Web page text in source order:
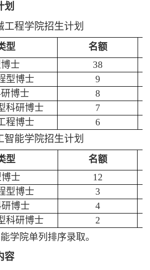
划
工程学院招生计划
型
名额
士
38
型博士
9
博士
8
科研博士
7
程博士
6
智能学院招生计划
型
名额
士
12
型博士
3
博士
4
科研博士
2
学院单列排序录取。
容